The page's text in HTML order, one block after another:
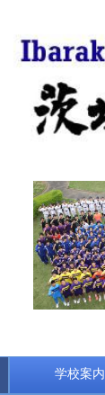
学校案内